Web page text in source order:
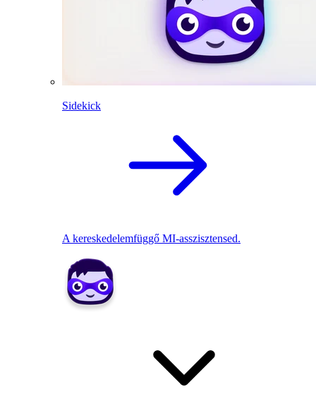
Sidekick
A kereskedelemfüggő MI-asszisztensed.